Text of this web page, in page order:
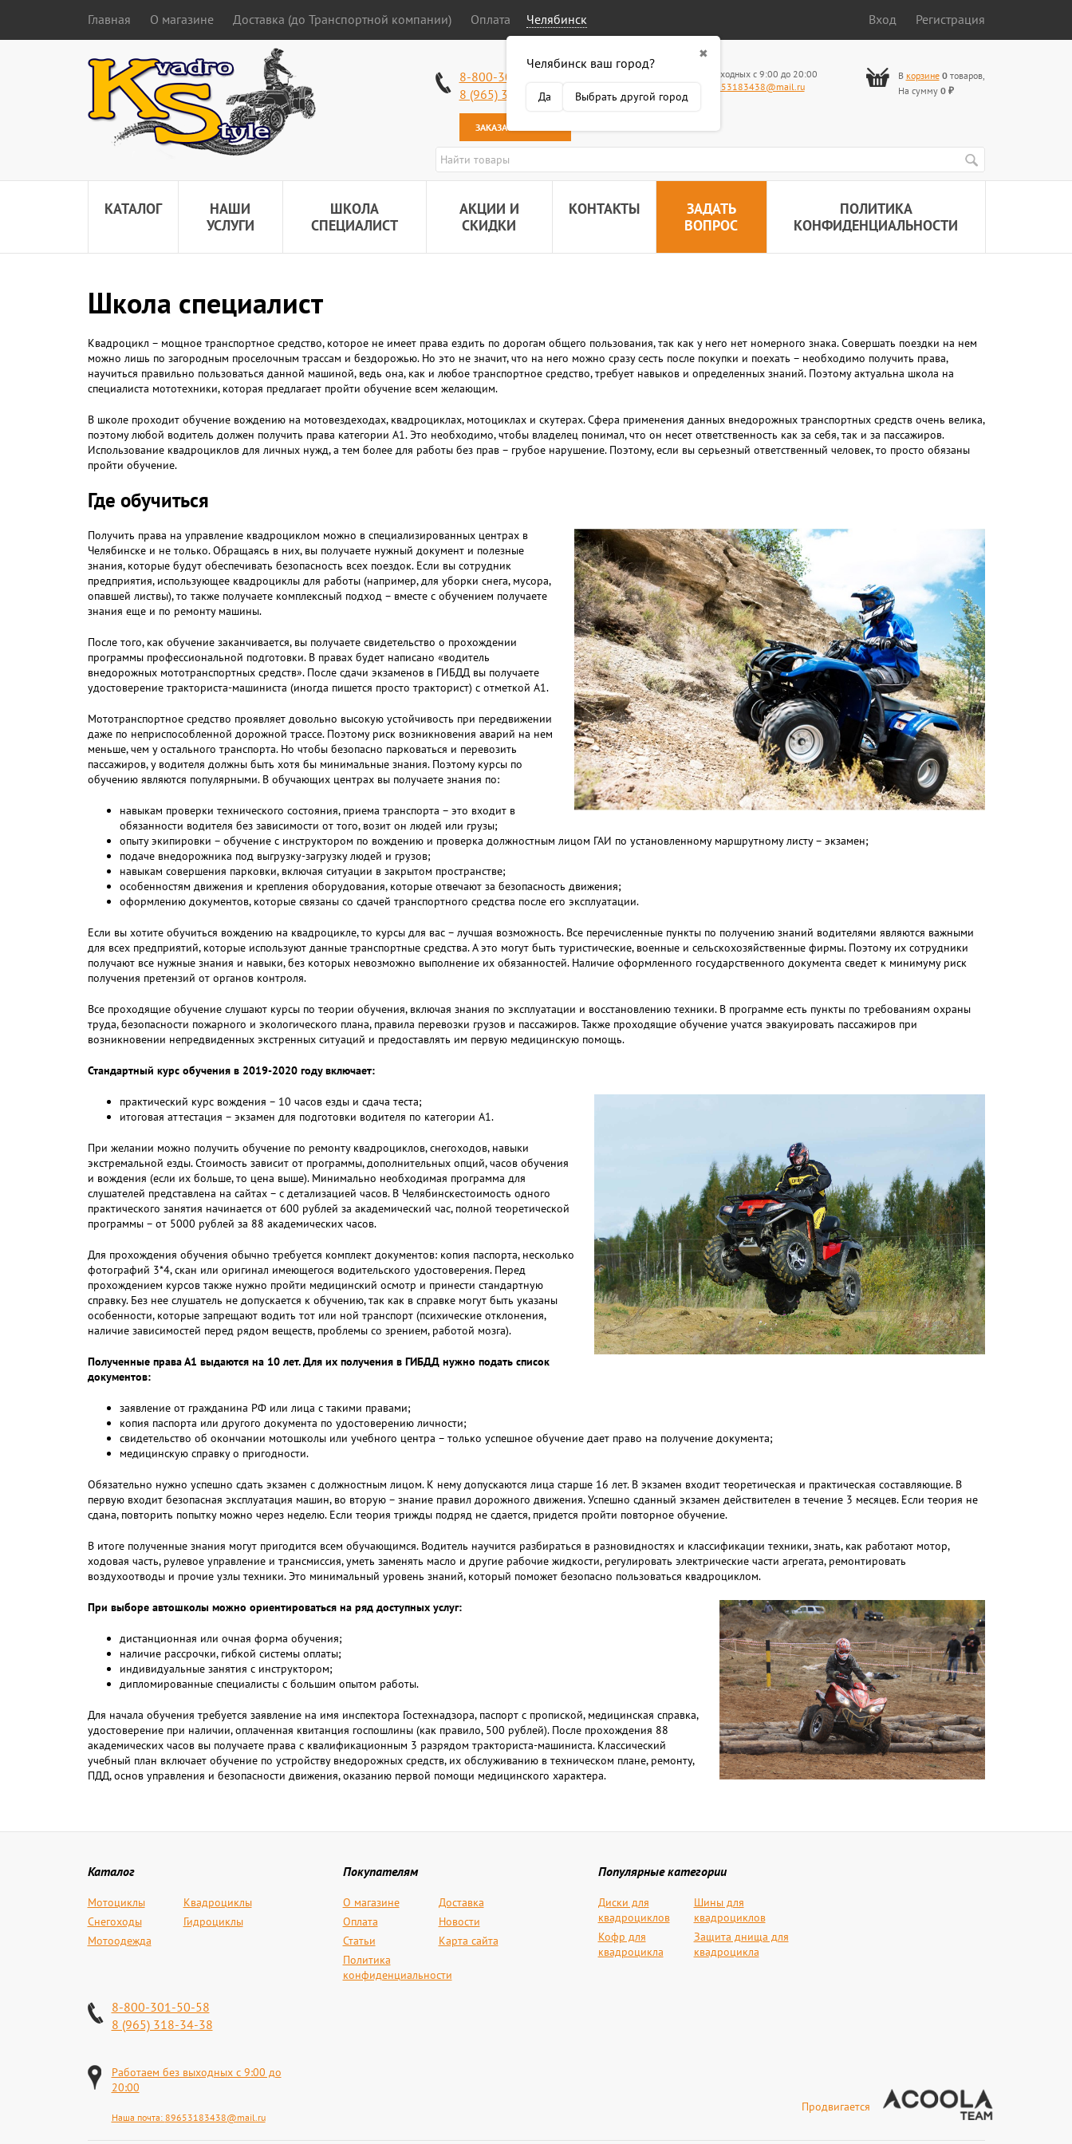
Главная О магазине Доставка (до Транспортной компании) Оплата Челябинск
✖
Челябинск ваш город?
Да Выбрать другой город
Вход Регистрация
8-800-301-50-58
8 (965) 318-34-38
ЗАКАЗАТЬ ЗВОНОК
Работаем без выходных с 9:00 до 20:00
89653183438@mail.ru
В корзине 0товаров,
На сумму 0 ₽
КАТАЛОГ
НАШИ
УСЛУГИ
ШКОЛА
СПЕЦИАЛИСТ
АКЦИИ И
СКИДКИ
КОНТАКТЫ
ЗАДАТЬ
ВОПРОС
ПОЛИТИКА
КОНФИДЕНЦИАЛЬНОСТИ
Школа специалист
Квадроцикл – мощное транспортное средство, которое не имеет права ездить по дорогам общего пользования, так как у него нет номерного знака. Совершать поездки на нем
можно лишь по загородным проселочным трассам и бездорожью. Но это не значит, что на него можно сразу сесть после покупки и поехать – необходимо получить права,
научиться правильно пользоваться данной машиной, ведь она, как и любое транспортное средство, требует навыков и определенных знаний. Поэтому актуальна школа на
специалиста мототехники, которая предлагает пройти обучение всем желающим.
В школе проходит обучение вождению на мотовездеходах, квадроциклах, мотоциклах и скутерах. Сфера применения данных внедорожных транспортных средств очень велика,
поэтому любой водитель должен получить права категории А1. Это необходимо, чтобы владелец понимал, что он несет ответственность как за себя, так и за пассажиров.
Использование квадроциклов для личных нужд, а тем более для работы без прав – грубое нарушение. Поэтому, если вы серьезный ответственный человек, то просто обязаны
пройти обучение.
Где обучиться
Получить права на управление квадроциклом можно в специализированных центрах в
Челябинске и не только. Обращаясь в них, вы получаете нужный документ и полезные
знания, которые будут обеспечивать безопасность всех поездок. Если вы сотрудник
предприятия, использующее квадроциклы для работы (например, для уборки снега, мусора,
опавшей листвы), то также получаете комплексный подход – вместе с обучением получаете
знания еще и по ремонту машины.
После того, как обучение заканчивается, вы получаете свидетельство о прохождении
программы профессиональной подготовки. В правах будет написано «водитель
внедорожных мототранспортных средств». После сдачи экзаменов в ГИБДД вы получаете
удостоверение тракториста-машиниста (иногда пишется просто тракторист) с отметкой А1.
Мототранспортное средство проявляет довольно высокую устойчивость при передвижении
даже по неприспособленной дорожной трассе. Поэтому риск возникновения аварий на нем
меньше, чем у остального транспорта. Но чтобы безопасно парковаться и перевозить
пассажиров, у водителя должны быть хотя бы минимальные знания. Поэтому курсы по
обучению являются популярными. В обучающих центрах вы получаете знания по:
навыкам проверки технического состояния, приема транспорта – это входит в
обязанности водителя без зависимости от того, возит он людей или грузы;
опыту экипировки – обучение с инструктором по вождению и проверка должностным лицом ГАИ по установленному маршрутному листу – экзамен;
подаче внедорожника под выгрузку-загрузку людей и грузов;
навыкам совершения парковки, включая ситуации в закрытом пространстве;
особенностям движения и крепления оборудования, которые отвечают за безопасность движения;
оформлению документов, которые связаны со сдачей транспортного средства после его эксплуатации.
Если вы хотите обучиться вождению на квадроцикле, то курсы для вас – лучшая возможность. Все перечисленные пункты по получению знаний водителями являются важными
для всех предприятий, которые используют данные транспортные средства. А это могут быть туристические, военные и сельскохозяйственные фирмы. Поэтому их сотрудники
получают все нужные знания и навыки, без которых невозможно выполнение их обязанностей. Наличие оформленного государственного документа сведет к минимуму риск
получения претензий от органов контроля.
Все проходящие обучение слушают курсы по теории обучения, включая знания по эксплуатации и восстановлению техники. В программе есть пункты по требованиям охраны
труда, безопасности пожарного и экологического плана, правила перевозки грузов и пассажиров. Также проходящие обучение учатся эвакуировать пассажиров при
возникновении непредвиденных экстренных ситуаций и предоставлять им первую медицинскую помощь.
Стандартный курс обучения в 2019-2020 году включает:
практический курс вождения – 10 часов езды и сдача теста;
итоговая аттестация – экзамен для подготовки водителя по категории А1.
При желании можно получить обучение по ремонту квадроциклов, снегоходов, навыки
экстремальной езды. Стоимость зависит от программы, дополнительных опций, часов обучения
и вождения (если их больше, то цена выше). Минимально необходимая программа для
слушателей представлена на сайтах – с детализацией часов. В Челябинскестоимость одного
практического занятия начинается от 600 рублей за академический час, полной теоретической
программы – от 5000 рублей за 88 академических часов.
Для прохождения обучения обычно требуется комплект документов: копия паспорта, несколько
фотографий 3*4, скан или оригинал имеющегося водительского удостоверения. Перед
прохождением курсов также нужно пройти медицинский осмотр и принести стандартную
справку. Без нее слушатель не допускается к обучению, так как в справке могут быть указаны
особенности, которые запрещают водить тот или ной транспорт (психические отклонения,
наличие зависимостей перед рядом веществ, проблемы со зрением, работой мозга).
Полученные права А1 выдаются на 10 лет. Для их получения в ГИБДД нужно подать список
документов:
заявление от гражданина РФ или лица с такими правами;
копия паспорта или другого документа по удостоверению личности;
свидетельство об окончании мотошколы или учебного центра – только успешное обучение дает право на получение документа;
медицинскую справку о пригодности.
Обязательно нужно успешно сдать экзамен с должностным лицом. К нему допускаются лица старше 16 лет. В экзамен входит теоретическая и практическая составляющие. В
первую входит безопасная эксплуатация машин, во вторую – знание правил дорожного движения. Успешно сданный экзамен действителен в течение 3 месяцев. Если теория не
сдана, повторить попытку можно через неделю. Если теория трижды подряд не сдается, придется пройти повторное обучение.
В итоге полученные знания могут пригодится всем обучающимся. Водитель научится разбираться в разновидностях и классификации техники, знать, как работают мотор,
ходовая часть, рулевое управление и трансмиссия, уметь заменять масло и другие рабочие жидкости, регулировать электрические части агрегата, ремонтировать
воздухоотводы и прочие узлы техники. Это минимальный уровень знаний, который поможет безопасно пользоваться квадроциклом.
При выборе автошколы можно ориентироваться на ряд доступных услуг:
дистанционная или очная форма обучения;
наличие рассрочки, гибкой системы оплаты;
индивидуальные занятия с инструктором;
дипломированные специалисты с большим опытом работы.
Для начала обучения требуется заявление на имя инспектора Гостехнадзора, паспорт с пропиской, медицинская справка,
удостоверение при наличии, оплаченная квитанция госпошлины (как правило, 500 рублей). После прохождения 88
академических часов вы получаете права с квалификационным 3 разрядом тракториста-машиниста. Классический
учебный план включает обучение по устройству внедорожных средств, их обслуживанию в техническом плане, ремонту,
ПДД, основ управления и безопасности движения, оказанию первой помощи медицинского характера.
Каталог
Мотоциклы
Квадроциклы
Снегоходы
Гидроциклы
Мотоодежда
Покупателям
О магазине
Доставка
Оплата
Новости
Статьи
Карта сайта
Политика
конфиденциальности
Популярные категории
Диски для
квадроциклов
Шины для
квадроциклов
Кофр для
квадроцикла
Защита днища для
квадроцикла
8-800-301-50-58
8 (965) 318-34-38
Работаем без выходных с 9:00 до
20:00
Наша почта: 89653183438@mail.ru
Продвигается